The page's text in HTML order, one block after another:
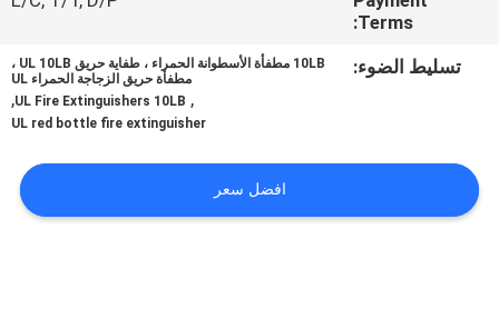
اتصل
أخبار
Terms:
تسليط الضوء:
10LB مطفأة الأسطوانة الحمراء ، طفاية حريق UL 10LB ،
مطفأة حريق الزجاجة الحمراء UL
,
UL Fire Extinguishers 10LB
,
UL red bottle fire extinguisher
افضل سعر